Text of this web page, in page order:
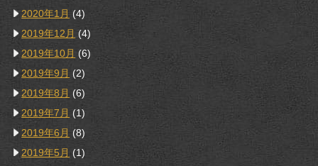
2020年1月 (4)
2019年12月 (4)
2019年10月 (6)
2019年9月 (2)
2019年8月 (6)
2019年7月 (1)
2019年6月 (8)
2019年5月 (1)